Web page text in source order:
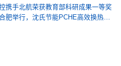
携手北航荣获教育部科研成果一等奖